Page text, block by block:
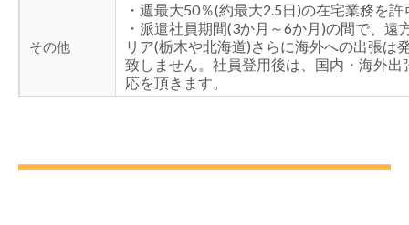
その他
・週最大50％(約最大2.5日)の在宅業務を許
・派遣社員期間(3か月～6か月)の間で、遠
リア(栃木や北海道)さらに海外への出張は
致しません。社員登用後は、国内・海外出
応を頂きます。